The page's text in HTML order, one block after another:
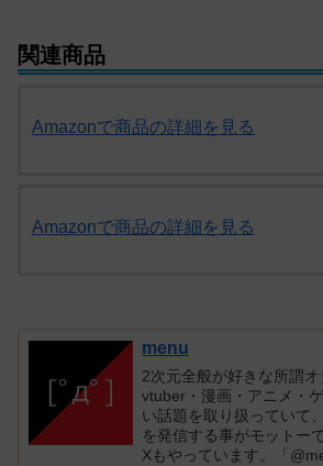
関連商品
Amazonで商品の詳細を見る
Amazonで商品の詳細を見る
menu
2次元全般が好きな所謂オ
vtuber・漫画・アニメ・
い話題を取り扱っていて
を発信する事がモットーで
Xもやっています。「